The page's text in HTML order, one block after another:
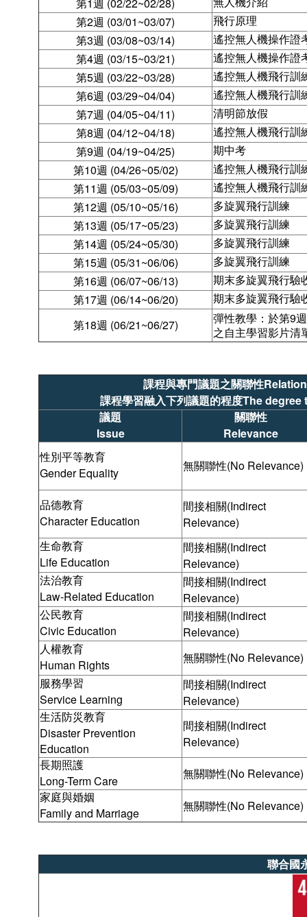
第1週 (02/22~02/28)
無人機介紹
第2週 (03/01~03/07)
飛行原理
第3週 (03/08~03/14)
遙控無人機操作證
第4週 (03/15~03/21)
遙控無人機操作證
第5週 (03/22~03/28)
遙控無人機飛行訓
第6週 (03/29~04/04)
遙控無人機飛行訓
第7週 (04/05~04/11)
清明節放假
第8週 (04/12~04/18)
遙控無人機飛行訓
第9週 (04/19~04/25)
期中考
第10週 (04/26~05/02)
遙控無人機飛行訓
第11週 (05/03~05/09)
遙控無人機飛行訓
第12週 (05/10~05/16)
多旋翼飛行訓練
第13週 (05/17~05/23)
多旋翼飛行訓練
第14週 (05/24~05/30)
多旋翼飛行訓練
第15週 (05/31~06/06)
多旋翼飛行訓練
第16週 (06/07~06/13)
期末多旋翼飛行驗
第17週 (06/14~06/20)
期末多旋翼飛行驗
第18週 (06/21~06/27)
彈性教學：於第9
之自主學習影片清
課程與專門議題之關聯性
課程學習融入下列議題的程度The
議題
Issue
關聯性
Relevance
性別平等教育
Gender Equality
無關聯性(No Relevance)
品德教育
Character Education
間接相關(Indirect
Relevance)
生命教育
Life Education
間接相關(Indirect
Relevance)
法治教育
Law-Related Education
間接相關(Indirect
Relevance)
公民教育
Civic Education
間接相關(Indirect
Relevance)
人權教育
Human Rights
無關聯性(No Relevance)
服務學習
Service Learning
間接相關(Indirect
Relevance)
生活防災教育
Disaster Prevention
Education
間接相關(Indirect
Relevance)
長期照護
Long-Term Care
無關聯性(No Relevance)
家庭與婚姻
Family and Marriage
無關聯性(No Relevance)
聯合國